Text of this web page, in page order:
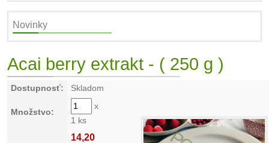
Novinky
Acai berry extrakt - ( 250 g )
Dostupnosť: Skladom
Množstvo:
x
1 ks
14,20